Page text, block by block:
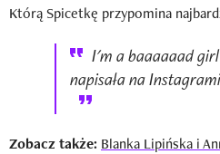
Którą Spicetkę przypomina
I'm a baaaaaad
napisała na
Zobacz także: Blanka Lipińska i